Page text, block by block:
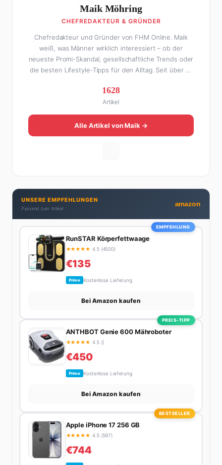
Maik Möhring
CHEFREDAKTEUR & GRÜNDER
Chefredakteur und Gründer von FHM Online. Maik
weiß, was Männer wirklich interessiert – ob der
neueste Promi-Skandal, gesellschaftliche Trends oder
die besten Lifestyle-Tipps für den Alltag. Seit über 10
Online zu einer der führenden Männer-Lifestyle-
Plattformen im deutschsprachigen Raum aufgebaut.
Sein Weg dahin war alles andere als geradlinig: Die
eine Hälfte seines Lebens stand er in der
Gastronomie – mit allem, was dazugehört. Die andere
dran. Wenn Maik nicht gerade den heißesten Tratsch
aus der Promi-Welt aufspürt oder die besten
Lifestyle-Empfehlungen zusammenstellt, findet man
ihn beim Wandern in den Schweizer Alpen, am Grill
mit Freunden oder auf der Suche nach dem
perfekten Espresso. Sein Motto: Lieber einmal richtig
1628
Artikel
Alle Artikel von Maik →
UNSERE EMPFEHLUNGEN
Passend zum Artikel
amazon
EMPFEHLUNG
RunSTAR Körperfettwaage
★★★★★ 4.5 (4500)
€135
Prime Kostenlose Lieferung
Bei Amazon kaufen
PREIS-TIPP
ANTHBOT Genie 600 Mähroboter
★★★★★ 4.5 ()
€450
Prime Kostenlose Lieferung
Bei Amazon kaufen
BESTSELLER
Apple iPhone 17 256 GB
★★★★★ 4.5 (597)
€744